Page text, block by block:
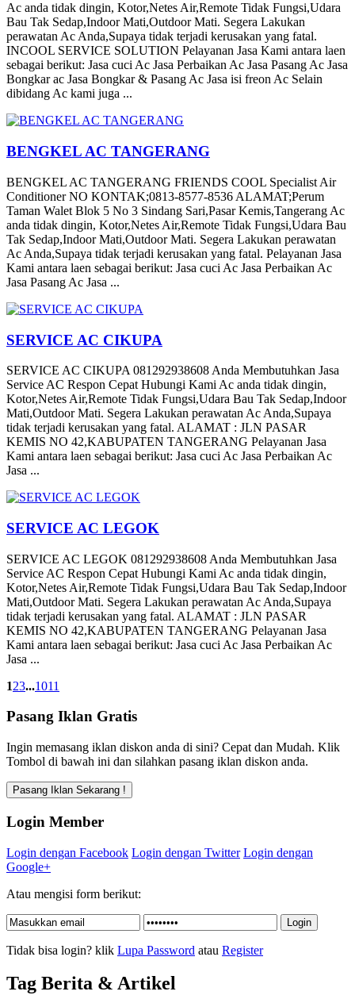
Ac anda tidak dingin, Kotor,Netes Air,Remote Tidak Fungsi,Udara
Bau Tak Sedap,Indoor Mati,Outdoor Mati. Segera Lakukan
perawatan Ac Anda,Supaya tidak terjadi kerusakan yang fatal.
INCOOL SERVICE SOLUTION Pelayanan Jasa Kami antara laen
sebagai berikut: Jasa cuci Ac Jasa Perbaikan Ac Jasa Pasang Ac Jasa
Bongkar ac Jasa Bongkar & Pasang Ac Jasa isi freon Ac Selain
dibidang Ac kami juga ...
BENGKEL AC TANGERANG
BENGKEL AC TANGERANG FRIENDS COOL Specialist Air
Conditioner NO KONTAK;0813-8577-8536 ALAMAT;Perum
Taman Walet Blok 5 No 3 Sindang Sari,Pasar Kemis,Tangerang Ac
anda tidak dingin, Kotor,Netes Air,Remote Tidak Fungsi,Udara Bau
Tak Sedap,Indoor Mati,Outdoor Mati. Segera Lakukan perawatan
Ac Anda,Supaya tidak terjadi kerusakan yang fatal. Pelayanan Jasa
Kami antara laen sebagai berikut: Jasa cuci Ac Jasa Perbaikan Ac
Jasa Pasang Ac Jasa ...
SERVICE AC CIKUPA
SERVICE AC CIKUPA 081292938608 Anda Membutuhkan Jasa
Service AC Respon Cepat Hubungi Kami Ac anda tidak dingin,
Kotor,Netes Air,Remote Tidak Fungsi,Udara Bau Tak Sedap,Indoor
Mati,Outdoor Mati. Segera Lakukan perawatan Ac Anda,Supaya
tidak terjadi kerusakan yang fatal. ALAMAT : JLN PASAR
KEMIS NO 42,KABUPATEN TANGERANG Pelayanan Jasa
Kami antara laen sebagai berikut: Jasa cuci Ac Jasa Perbaikan Ac
Jasa ...
SERVICE AC LEGOK
SERVICE AC LEGOK 081292938608 Anda Membutuhkan Jasa
Service AC Respon Cepat Hubungi Kami Ac anda tidak dingin,
Kotor,Netes Air,Remote Tidak Fungsi,Udara Bau Tak Sedap,Indoor
Mati,Outdoor Mati. Segera Lakukan perawatan Ac Anda,Supaya
tidak terjadi kerusakan yang fatal. ALAMAT : JLN PASAR
KEMIS NO 42,KABUPATEN TANGERANG Pelayanan Jasa
Kami antara laen sebagai berikut: Jasa cuci Ac Jasa Perbaikan Ac
Jasa ...
123...1011
Pasang Iklan Gratis
Ingin memasang iklan diskon anda di sini? Cepat dan Mudah. Klik
Tombol di bawah ini dan silahkan pasang iklan diskon anda.
Login Member
Login dengan Facebook Login dengan Twitter Login dengan
Google+
Atau mengisi form berikut:
Tidak bisa login? klik Lupa Password atau Register
Tag Berita & Artikel